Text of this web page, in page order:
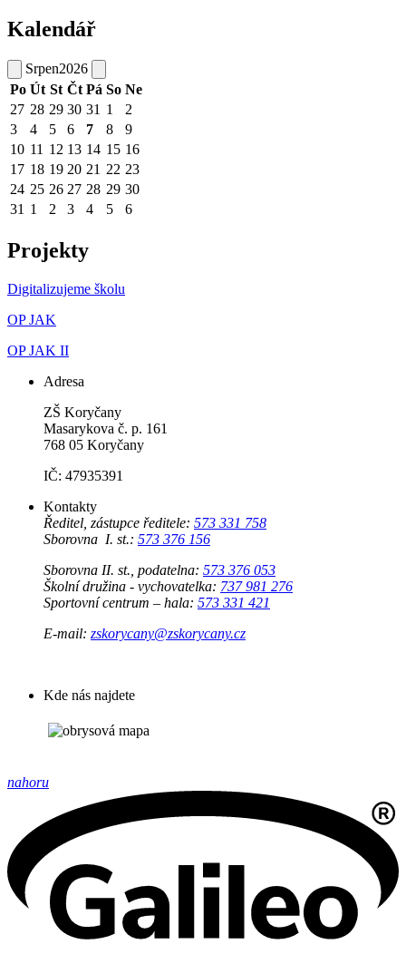
Kalendář
Srpen2026
Po Út St Čt Pá So Ne
27 28 29 30 31 1
2
3
4 5 6 7 8
9
10 11 12 13 14 15 16
17 18 19 20 21 22 23
24 25 26 27 28 29 30
31 1 2 3 4 5 6
Projekty
Digitalizujeme školu
OP JAK
OP JAK II
Adresa
ZŠ Koryčany
Masarykova č. p. 161
768 05 Koryčany
IČ: 47935391
Kontakty
Ředitel, zástupce ředitele: 573 331 758
Sborovna I. st.: 573 376 156
Sborovna II. st., podatelna: 573 376 053
Školní družina - vychovatelka: 737 981 276
Sportovní centrum – hala: 573 331 421
E-mail: zskorycany@zskorycany.cz
Kde nás najdete
nahoru